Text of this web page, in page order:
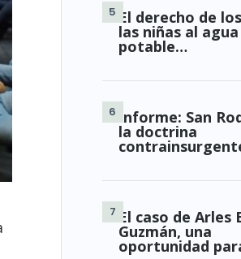
El derecho de
las niñas al agua
potable…
Informe: San
la doctrina
El caso de Arles
Guzmán, una
oportunidad